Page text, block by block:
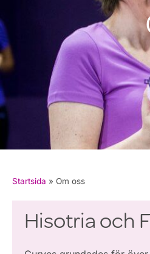
Startsida » Om oss
Hisotria och